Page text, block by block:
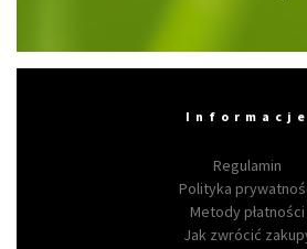
Informacje
Regulamin
Polityka
Metody płatności
Jak zwrócić